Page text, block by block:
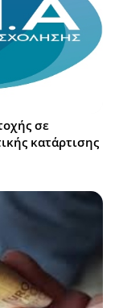
σε
κατάρτισης